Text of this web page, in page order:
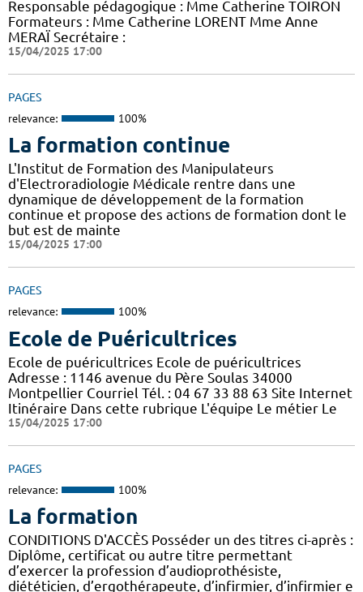
Responsable pédagogique : Mme Catherine TOIRON
Formateurs : Mme Catherine LORENT Mme Anne
MERAÏ Secrétaire :
15/04/2025 17:00
PAGES
relevance: 100%
La formation continue
L'Institut de Formation des Manipulateurs
d'Electroradiologie Médicale rentre dans une
dynamique de développement de la formation
continue et propose des actions de formation dont le
but est de mainte
15/04/2025 17:00
PAGES
relevance: 100%
Ecole de Puéricultrices
Ecole de puéricultrices Ecole de puéricultrices
Adresse : 1146 avenue du Père Soulas 34000
Montpellier Courriel Tél. : 04 67 33 88 63 Site Internet
Itinéraire Dans cette rubrique L'équipe Le métier Le
15/04/2025 17:00
PAGES
relevance: 100%
La formation
CONDITIONS D'ACCÈS Posséder un des titres ci-après :
Diplôme, certificat ou autre titre permettant
d’exercer la profession d’audioprothésiste,
diététicien, d’ergothérapeute, d’infirmier, d’infirmier e